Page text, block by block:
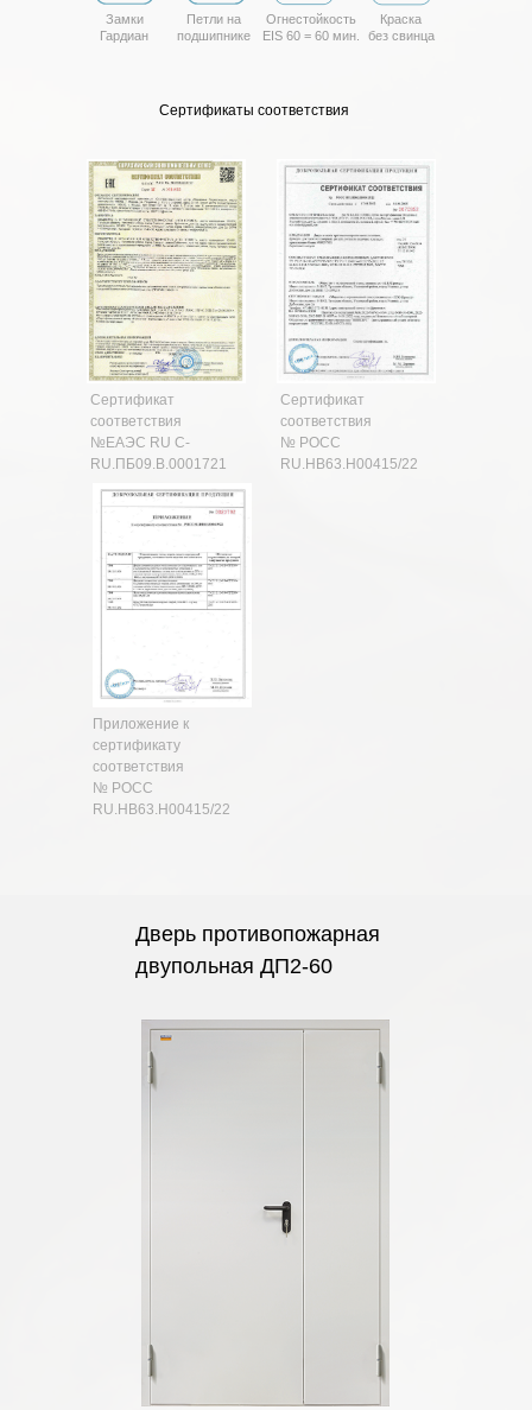
Замки
Гардиан
Петли на
подшипнике
Огнестойкость
EIS 60 = 60 мин.
Краска
без свинца
Сертификаты соответствия
Сертификат
соответствия
№ЕАЭС RU C-
RU.ПБ09.В.0001721
Сертификат
соответствия
№ РОСС
RU.HB63.H00415/22
Приложение к
сертификату
соответствия
№ РОСС
RU.HB63.H00415/22
Дверь противопожарная
двупольная ДП2-60